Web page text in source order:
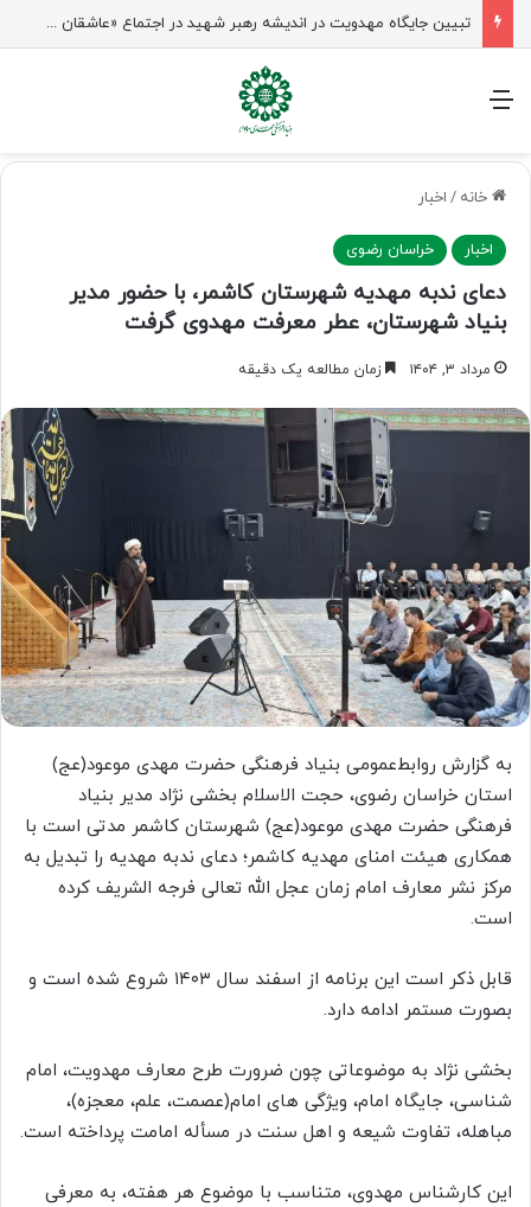
منو
خانه / اخبار
اخبار خراسان رضوی
دعای ندبه مهدیه شهرستان کاشمر، با حضور مدیر
بنیاد شهرستان، عطر معرفت مهدوی گرفت
مرداد ۳, ۱۴۰۴ زمان مطالعه یک دقیقه
به گزارش روابط‌عمومی بنیاد فرهنگی حضرت مهدی موعود(عج)
استان خراسان رضوی، حجت الاسلام بخشی نژاد مدیر بنیاد
فرهنگی حضرت مهدی موعود(عج) شهرستان کاشمر مدتی است با
همکاری هیئت امنای مهدیه کاشمر؛ دعای ندبه مهدیه را تبدیل به
مرکز نشر معارف امام زمان عجل الله تعالی فرجه الشریف کرده
است.
قابل ذکر است این برنامه از اسفند سال ۱۴۰۳ شروع شده است و
بصورت مستمر ادامه دارد.
بخشی نژاد به موضوعاتی چون ضرورت طرح معارف مهدویت، امام
شناسی، جایگاه امام، ویژگی های امام(عصمت، علم، معجزه‌)،
مباهله، تفاوت شیعه و اهل سنت در مسأله امامت پرداخته است.
این کارشناس مهدوی، متناسب با موضوع هر هفته، به معرفی